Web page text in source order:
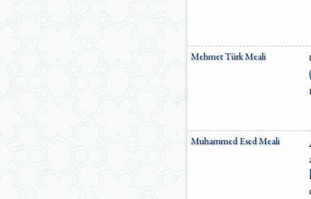
Mehmet Türk Meali
Muhammed Esed Meali